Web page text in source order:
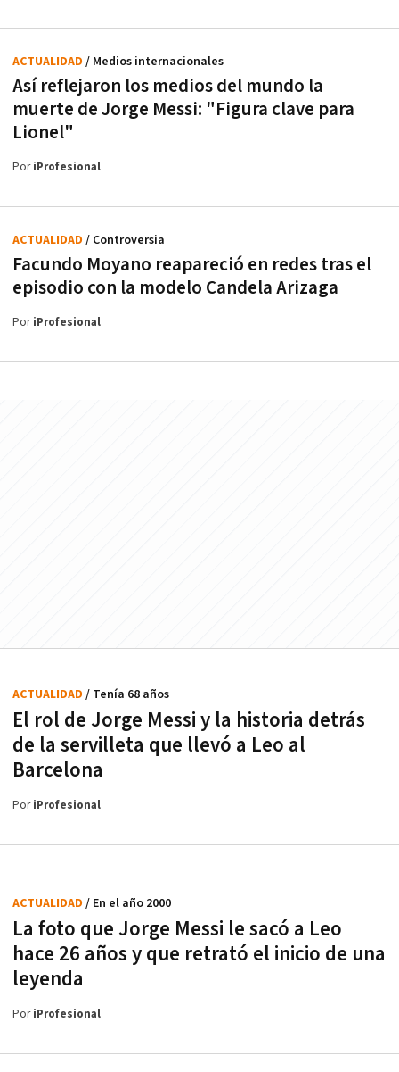
Así reflejaron los medios del mundo la
muerte de Jorge Messi: "Figura clave para
Lionel"
ACTUALIDAD / Medios internacionales
PoriProfesional
Facundo Moyano reapareció en redes tras el
episodio con la modelo Candela Arizaga
ACTUALIDAD / Controversia
PoriProfesional
El rol de Jorge Messi y la historia detrás
de la servilleta que llevó a Leo al
Barcelona
ACTUALIDAD / Tenía 68 años
PoriProfesional
La foto que Jorge Messi le sacó a Leo
hace 26 años y que retrató el inicio de una
leyenda
ACTUALIDAD / En el año 2000
PoriProfesional